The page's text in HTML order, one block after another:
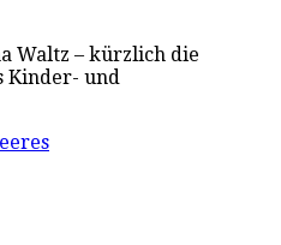
Waltz – kürzlich die
Kinder- und